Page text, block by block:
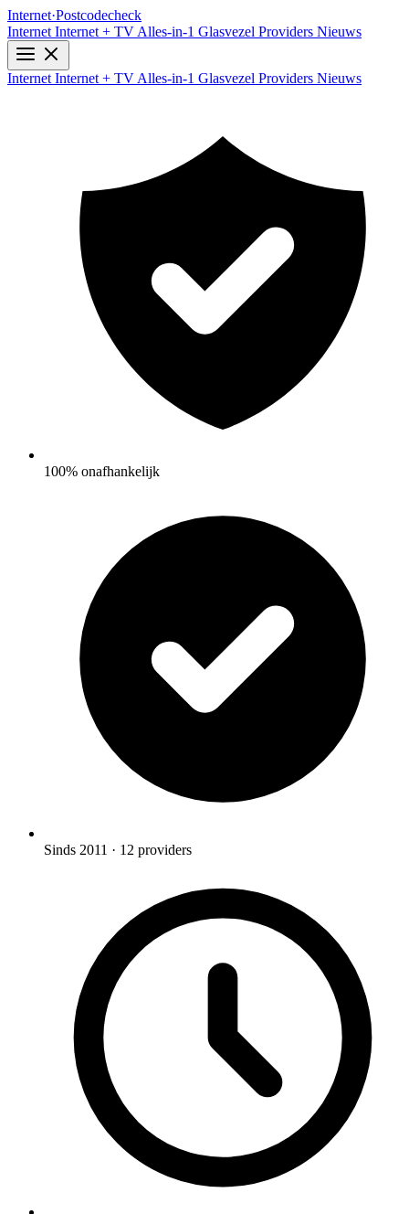
Internet·Postcodecheck
Internet Internet + TV Alles-in-1 Glasvezel Providers Nieuws
Internet Internet + TV Alles-in-1 Glasvezel Providers Nieuws
100% onafhankelijk
Sinds 2011 · 12 providers